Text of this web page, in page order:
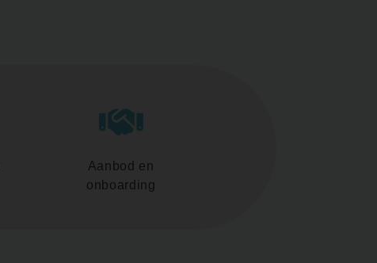
Aanbod en
onboarding